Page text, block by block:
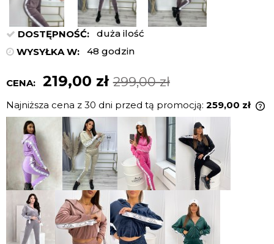
DOSTĘPNOŚĆ:
duża ilość
WYSYŁKA W:
48 godzin
CENA: 219,00 zł 299,00 zł
Najniższa cena z 30 dni przed tą promocją: 259,00 zł